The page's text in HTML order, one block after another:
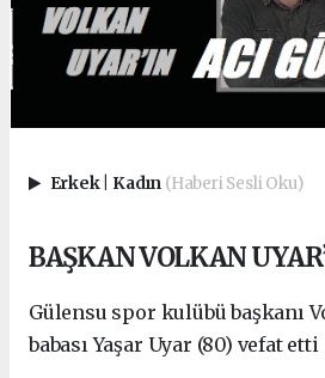
Erkek Kadın (Haberi Sesli Oku)
BAŞKAN VOLKAN
Gülensu spor kulübü başkanı
babası Yaşar Uyar (80) vefat etti